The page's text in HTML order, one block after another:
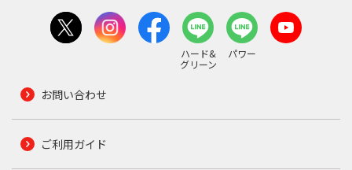
ハード&
グリーン
パワー
お問い合わせ
ご利用ガイド